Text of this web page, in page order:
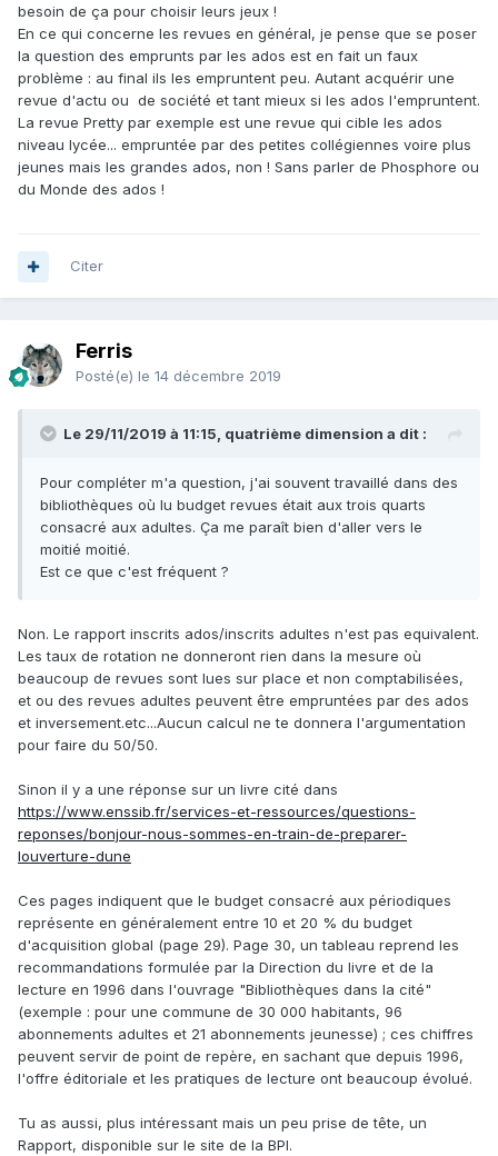
qu'une revue sur les jeux vidéo est un bon i
vestissement? Franchement, je trouve que ce qui a le plus
de succès c'est surtout les fats boy. Je suis en fin de
carrière et j'ai l'impression que cette histoire de coin ados
ça va ça vient.en tout cas le coin qu'ils adorent c'est celui
des bébés. Même en même temps il n'y a pas de raisons
que ce coin soit uniquement squatté par les bébés.
besoin de ça pour choisir leurs jeux !
En ce qui concerne les revues en général, je pense que se poser
la question des emprunts par les ados est en fait un faux
problème : au final ils les empruntent peu. Autant acquérir une
revue d'actu ou de société et tant mieux si les ados l'empruntent.
La revue Pretty par exemple est une revue qui cible les ados
niveau lycée... empruntée par des petites collégiennes voire plus
jeunes mais les grandes ados, non ! Sans parler de Phosphore ou
du Monde des ados !
Citer
Ferris
Posté(e) le 14 décembre 2019
Le 29/11/2019 à 11:15, quatrième dimension a dit :
Pour compléter m'a question, j'ai souvent travaillé dans des
bibliothèques où lu budget revues était aux trois quarts
consacré aux adultes. Ça me paraît bien d'aller vers le
moitié moitié.
Est ce que c'est fréquent ?
Non. Le rapport inscrits ados/inscrits adultes n'est pas equivalent.
Les taux de rotation ne donneront rien dans la mesure où
beaucoup de revues sont lues sur place et non comptabilisées,
et ou des revues adultes peuvent être empruntées par des ados
et inversement.etc...Aucun calcul ne te donnera l'argumentation
pour faire du 50/50.
Sinon il y a une réponse sur un livre cité dans
https://www.enssib.fr/services-et-ressources/questions-
reponses/bonjour-nous-sommes-en-train-de-preparer-
louverture-dune
Ces pages indiquent que le budget consacré aux périodiques
représente en généralement entre 10 et 20 % du budget
d'acquisition global (page 29). Page 30, un tableau reprend les
recommandations formulée par la Direction du livre et de la
lecture en 1996 dans l'ouvrage "Bibliothèques dans la cité"
(exemple : pour une commune de 30 000 habitants, 96
abonnements adultes et 21 abonnements jeunesse) ; ces chiffres
peuvent servir de point de repère, en sachant que depuis 1996,
l'offre éditoriale et les pratiques de lecture ont beaucoup évolué.
Tu as aussi, plus intéressant mais un peu prise de tête, un
Rapport, disponible sur le site de la BPI.